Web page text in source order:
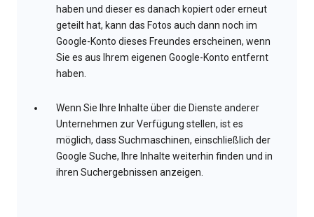
haben und dieser es danach kopiert oder erneut
geteilt hat, kann das Fotos auch dann noch im
Google-Konto dieses Freundes erscheinen, wenn
Sie es aus Ihrem eigenen Google-Konto entfernt
haben.
Wenn Sie Ihre Inhalte über die Dienste anderer
Unternehmen zur Verfügung stellen, ist es
möglich, dass Suchmaschinen, einschließlich der
Google Suche, Ihre Inhalte weiterhin finden und in
ihren Suchergebnissen anzeigen.